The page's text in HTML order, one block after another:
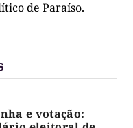
de Paraíso.
e votação: